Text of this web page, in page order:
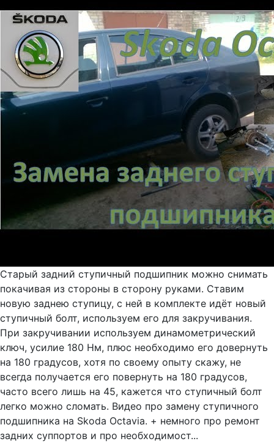
Старый задний ступичный подшипник можно снимать
покачивая из стороны в сторону руками. Ставим
новую заднею ступицу, с ней в комплекте идёт новый
ступичный болт, используем его для закручивания.
При закручивании используем динамометрический
ключ, усилие 180 Нм, плюс необходимо его довернуть
на 180 градусов, хотя по своему опыту скажу, не
всегда получается его повернуть на 180 градусов,
часто всего лишь на 45, кажется что ступичный болт
легко можно сломать. Видео про замену ступичного
подшипника на Skoda Octavia. + немного про ремонт
задних суппортов и про необходимост...